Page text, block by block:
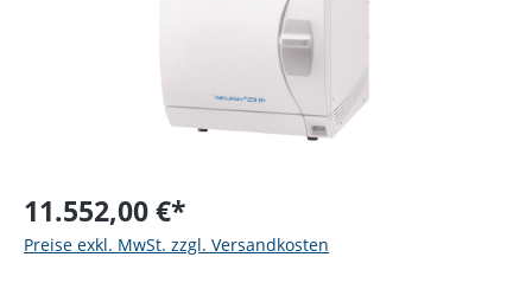
11.552,00 €*
Preise exkl. MwSt. zzgl. Versandkosten